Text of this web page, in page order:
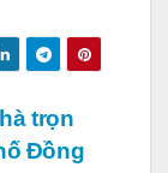
trọn
Đồng